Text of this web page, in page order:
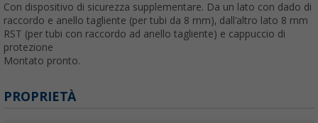
Con dispositivo di sicurezza supplementare. Da un lato con dado di
raccordo e anello tagliente (per tubi da 8 mm), dall'altro lato 8 mm
RST (per tubi con raccordo ad anello tagliente) e cappuccio di
protezione
Montato pronto.
PROPRIETÀ